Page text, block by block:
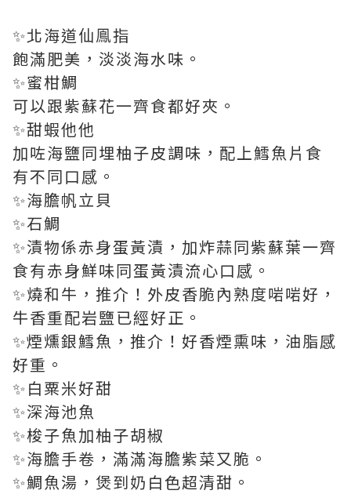
✨北海道仙鳯指
飽滿肥美，淡淡海水味。
✨蜜柑鯛
可以跟紫蘇花一齊食都好夾。
✨甜蝦他他
加咗海鹽同埋柚子皮調味，配上鱈魚片食
有不同口感。
✨海膽帆立貝
✨石鯛
✨漬物係赤身蛋黃漬，加炸蒜同紫蘇葉一齊
食有赤身鮮味同蛋黃漬流心口感。
✨燒和牛，推介！外皮香脆內熟度啱啱好，
牛香重配岩鹽已經好正。
✨煙燻銀鱈魚，推介！好香煙熏味，油脂感
好重。
✨白粟米好甜
✨深海池魚
✨梭子魚加柚子胡椒
✨海膽手卷，滿滿海膽紫菜又脆。
✨鯛魚湯，煲到奶白色超清甜。